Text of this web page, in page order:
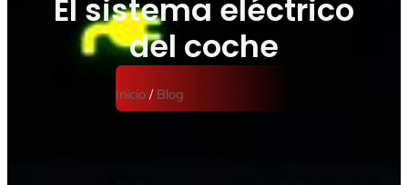
El sistema eléctrico
del coche
Inicio/ Blog